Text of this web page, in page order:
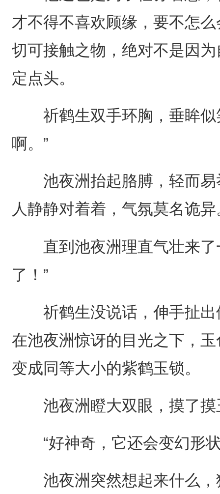
才不得不喜欢顾缘，要不怎
切可接触之物，绝对不是因
定点头。
祈鹤生双手环胸，垂眸似
啊。”
池夜洲抬起胳膊，轻而易
人静静对着着，气氛莫名诡异
直到池夜洲理直气壮来了
了！”
祈鹤生没说话，伸手扯出
在池夜洲惊讶的目光之下，
变成同等大小的紫鹤玉锁。
池夜洲瞪大双眼，摸了摸
“好神奇，它还会变幻形状
池夜洲突然想起来什么，